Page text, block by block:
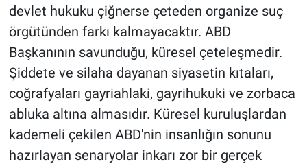
devlet hukuku çiğnerse çeteden organize suç
örgütünden farkı kalmayacaktır. ABD
Başkanının savunduğu, küresel çeteleşmedir.
Şiddete ve silaha dayanan siyasetin kıtaları,
coğrafyaları gayriahlaki, gayrihukuki ve zorbaca
abluka altına almasıdır. Küresel kuruluşlardan
kademeli çekilen ABD'nin insanlığın sonunu
hazırlayan senaryolar inkarı zor bir gerçek